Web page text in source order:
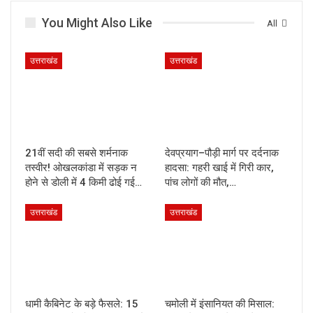
All
You Might Also Like
उत्तराखंड
21वीं सदी की सबसे शर्मनाक
तस्वीर! ओखलकांडा में सड़क न
होने से डोली में 4 किमी ढोई गई…
उत्तराखंड
देवप्रयाग–पौड़ी मार्ग पर दर्दनाक
हादसा: गहरी खाई में गिरी कार,
पांच लोगों की मौत,…
उत्तराखंड
धामी कैबिनेट के बड़े फैसले: 15
उत्तराखंड
चमोली में इंसानियत की मिसाल: